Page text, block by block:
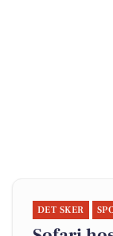
DET SKER